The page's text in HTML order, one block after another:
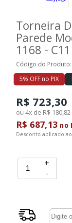
Ferramentas
Marcas
SUPER
Torneira
Parede
1168 - C11
Código do Produto:
5% OFF no PIX
R$ 723,30
ou 4x de R$ 180,82
R$ 687,13 no
Desconto aplicado
+
-